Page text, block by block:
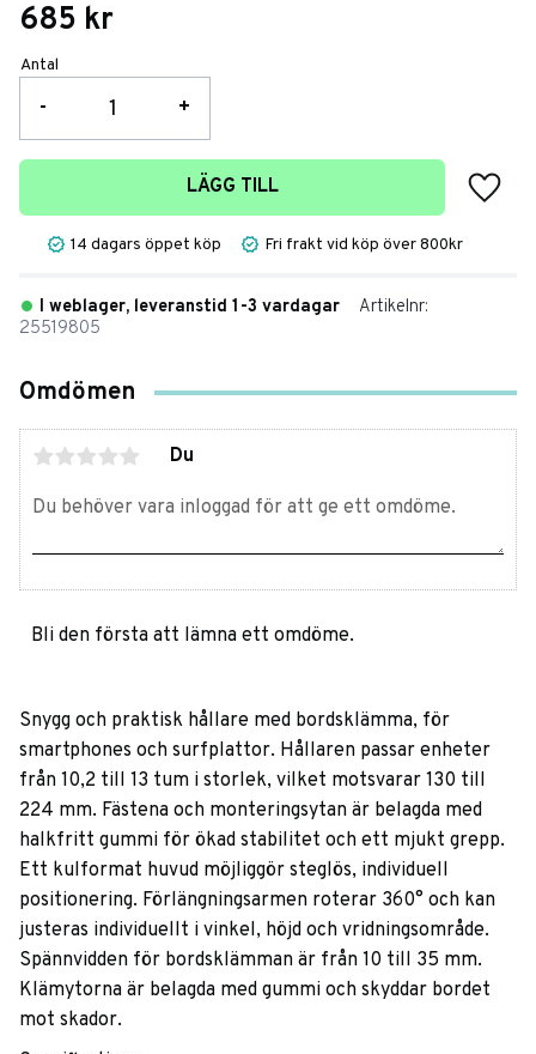
685 kr
Antal
+
-
LÄGG TILL
Lägg
14 dagars öppet köp Fri frakt vid köp över 800kr
I weblager, leveranstid 1-3 vardagar
Artikelnr
25519805
Omdömen
Du
Bli den första att lämna ett omdöme.
Snygg och praktisk hållare med bordsklämma, för
smartphones och surfplattor. Hållaren passar enheter
från 10,2 till 13 tum i storlek, vilket motsvarar 130 till
224 mm. Fästena och monteringsytan är belagda med
halkfritt gummi för ökad stabilitet och ett mjukt grepp.
Ett kulformat huvud möjliggör steglös, individuell
positionering. Förlängningsarmen roterar 360° och kan
justeras individuellt i vinkel, höjd och vridningsområde.
Spännvidden för bordsklämman är från 10 till 35 mm.
Klämytorna är belagda med gummi och skyddar bordet
mot skador.